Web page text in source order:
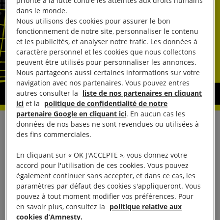
En réaction aux informations et aux annonces du
opération de répression des centres d’escroquerie
est en cours dans le pays, Montse Ferrer, directrice
régionale adjointe pour la recherche à Amnesty
International, a déclaré :
dans le monde.
Nous utilisons des cookies pour assurer le bon
fonctionnement de notre site, personnaliser le contenu
et les publicités, et analyser notre trafic. Les données à
caractère personnel et les cookies que nous collectons
peuvent être utilisés pour personnaliser les annonces.
Nous partageons aussi certaines informations sur votre
navigation avec nos partenaires. Vous pouvez entres
autres consulter la liste de nos partenaires en cliquant
ici et la politique de confidentialité de notre
partenaire Google en cliquant ici. En aucun cas les
données de nos bases ne sont revendues ou utilisées à
des fins commerciales.
En cliquant sur « OK J'ACCEPTE », vous donnez votre
accord pour l'utilisation de ces cookies. Vous pouvez
également continuer sans accepter, et dans ce cas, les
paramètres par défaut des cookies s'appliqueront. Vous
pouvez à tout moment modifier vos préférences. Pour
en savoir plus, consultez la politique relative aux
cookies d’Amnesty.